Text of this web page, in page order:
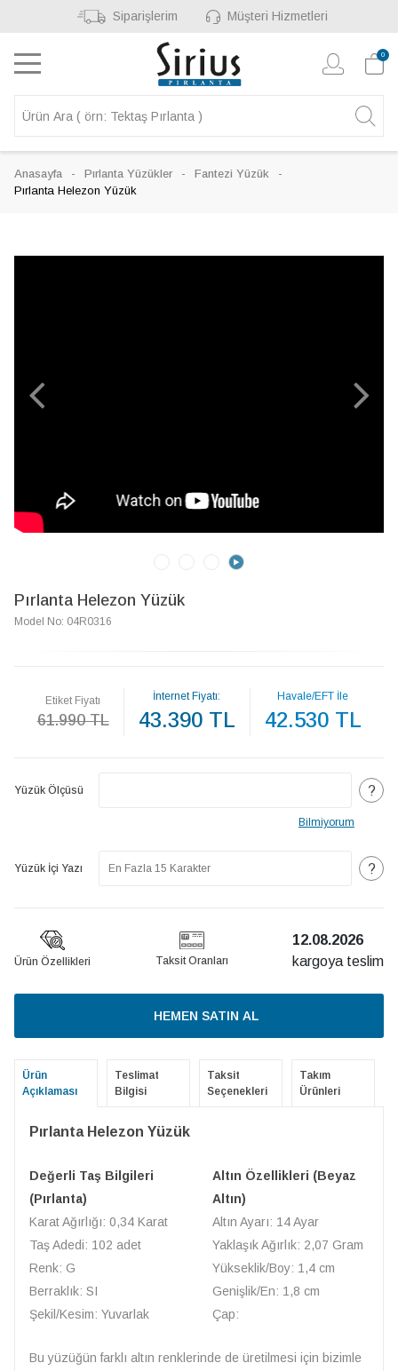
Siparişlerim Müşteri Hizmetleri
0
Anasayfa Pırlanta Yüzükler
Fantezi Yüzük
Pırlanta Helezon Yüzük
Pırlanta Helezon Yüzük
Model No: 04R0316
Etiket Fiyatı
61.990 TL
İnternet Fiyatı:
43.390 TL
Havale/EFT İle
42.530 TL
Yüzük Ölçüsü ?
Bilmiyorum
Yüzük İçi Yazı ?
Ürün Özellikleri Taksit Oranları
12.08.2026
kargoya teslim
HEMEN SATIN AL
Ürün
Açıklaması
Teslimat
Bilgisi
Taksit
Seçenekleri
Takım
Ürünleri
Pırlanta Helezon Yüzük
Değerli Taş Bilgileri
(Pırlanta)
Karat Ağırlığı: 0,34 Karat
Taş Adedi: 102 adet
Renk: G
Berraklık: SI
Şekil/Kesim: Yuvarlak
Altın Özellikleri (Beyaz
Altın)
Altın Ayarı: 14 Ayar
Yaklaşık Ağırlık: 2,07 Gram
Yükseklik/Boy: 1,4 cm
Genişlik/En: 1,8 cm
Çap:
Bu yüzüğün farklı altın renklerinde de üretilmesi için bizimle